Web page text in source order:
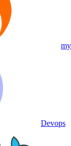
Devops